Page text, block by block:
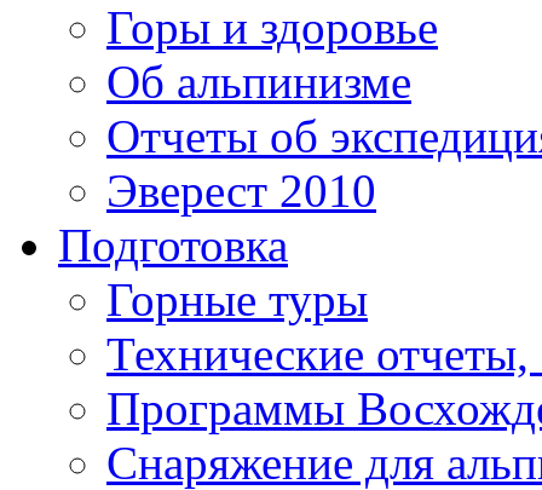
Горы и здоровье
Об альпинизме
Отчеты об
Эверест 2010
Подготовка
Горные туры
Технические
Программы
Снаряжение для